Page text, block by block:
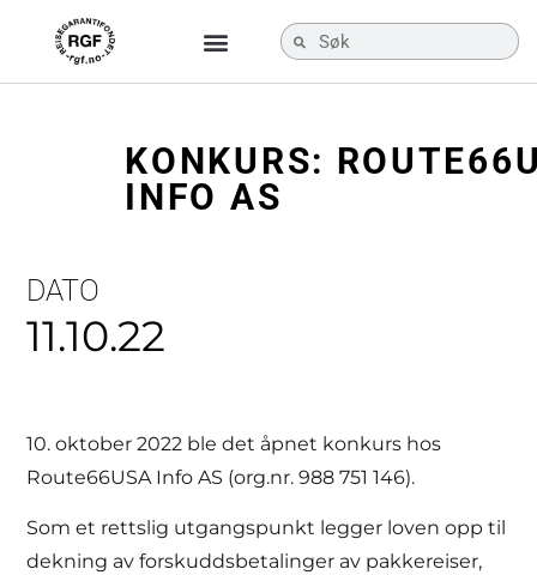
KONKURS:
INFO AS
DATO
11.10.22
10. oktober 2022 ble det åpnet konkurs hos
Route66USA Info AS (org.nr. 988 751 146).
Som et rettslig utgangspunkt legger loven opp til
dekning av forskuddsbetalinger av pakkereiser,